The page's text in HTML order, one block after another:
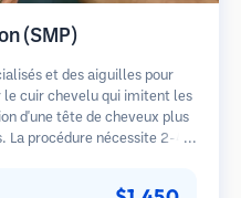
(SMP)
et des aiguilles pour
le cuir chevelu qui imitent les
d'une tête de cheveux plus
La procédure nécessite 2-4